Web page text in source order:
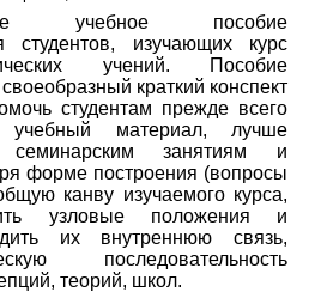
учебное пособие
студентов, изучающих курс
учений. Пособие
краткий конспект
студентам прежде всего
учебный материал, лучше
семинарским занятиям и
форме построения (вопросы
канву изучаемого курса,
узловые положения и
их внутреннюю связь,
последовательность
теорий, школ.